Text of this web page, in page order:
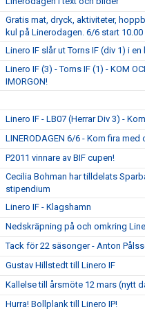
Gratis mat, dryck, aktiviteter,
kul på Linerodagen. 6/6 start 10.00
Linero IF slår ut Torns IF (div 1) i
Linero IF (3) - Torns IF (1) - KOM
IMORGON!
Linero IF - LB07 (Herrar Div 3) -
LINERODAGEN 6/6 - Kom fira med
P2011 vinnare av BIF cupen!
Cecilia Bohman har tilldelats
stipendium
Linero IF - Klagshamn
Nedskräpning på och omkring
Tack för 22 säsonger - Anton
Gustav Hillstedt till Linero IF
Kallelse till årsmöte 12 mars (nytt
Hurra! Bollplank till Linero IP!